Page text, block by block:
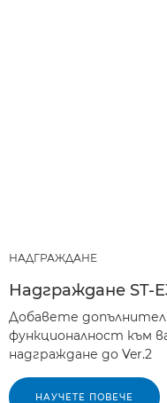
НАДГРАЖДАНЕ
Надграждане ST-
Добавете
функционалност към
надграждане до Ver.2
НАУЧЕТЕ ПОВЕЧЕ